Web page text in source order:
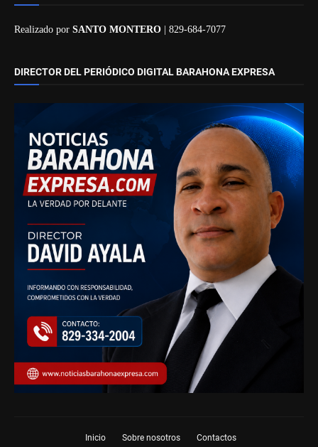
Realizado por SANTO MONTERO | 829-684-7077
DIRECTOR DEL PERIÓDICO DIGITAL BARAHONA EXPRESA
Inicio Sobre nosotros Contactos